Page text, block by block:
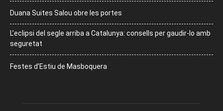
Duana Suites Salou obre les portes
L’eclipsi del segle arriba a Catalunya: consells per gaudir-lo amb
seguretat
Festes d’Estiu de Masboquera